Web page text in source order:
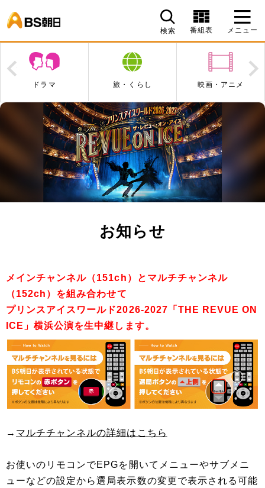
検索 番組表 メニュー
映画・アニメ エンタメ
Prev
お知らせ
メインチャンネル（151ch）とマルチチャンネル
（152ch）を組み合わせて
プリンスアイスワールド2026-2027「THE REVUE ON
ICE」横浜公演を生中継します。
→ マルチチャンネルの詳細はこちら
お使いのリモコンでEPGを開いてメニューやサブメニ
ューなどの設定から選局表示数の変更で表示される可能